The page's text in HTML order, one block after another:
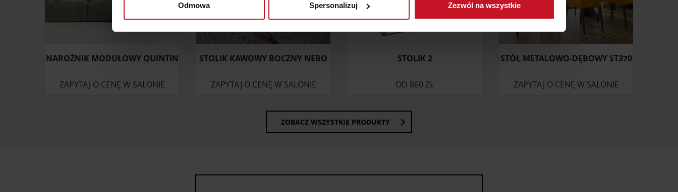
Dowiedz się więcej odnośnie tego, jak Twoje osobiste dane są przetwarzane oraz ustaw własne preferencje w
ruch w naszej witrynie. Informacje o tym, jak korzystasz z naszej witryny, udostępniamy partnerom społecznościowym,
uzyskanymi podczas korzystania z ich usług.
Odmowa Spersonalizuj Zezwól na wszystkie
NAROŻNIK MODUŁOWY QUINTIN
ZAPYTAJ O CENĘ W SALONIE
STOLIK KAWOWY BOCZNY NEBO
ZAPYTAJ O CENĘ W SALONIE
STOLIK 2
OD 860 ZŁ
STÓŁ METALOWO-DĘBOWY ST370
ZAPYTAJ O CENĘ W SALONIE
ZOBACZ WSZYSTKIE PRODUKTY